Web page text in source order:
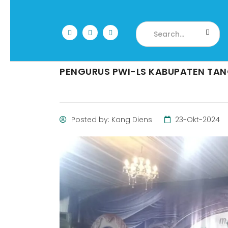
PENGURUS PWI-LS KABUPATEN
Posted by: Kang Diens 23-Okt-2024